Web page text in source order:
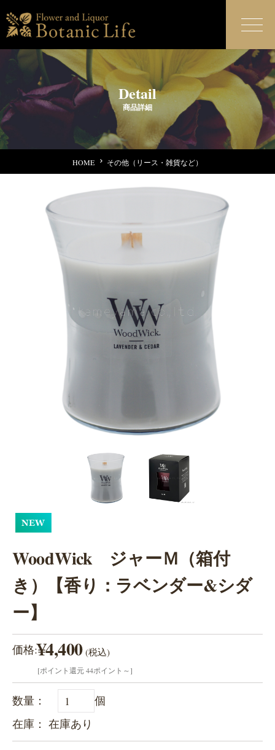
Detail
商品詳細
HOME その他（リース・雑貨など）
WoodWick ジャーＭ（箱付
き）【香り：ラベンダー&シダ
ー】
価格:¥4,400(税込)
[ポイント還元 44ポイント～]
数量：
個
在庫： 在庫あり